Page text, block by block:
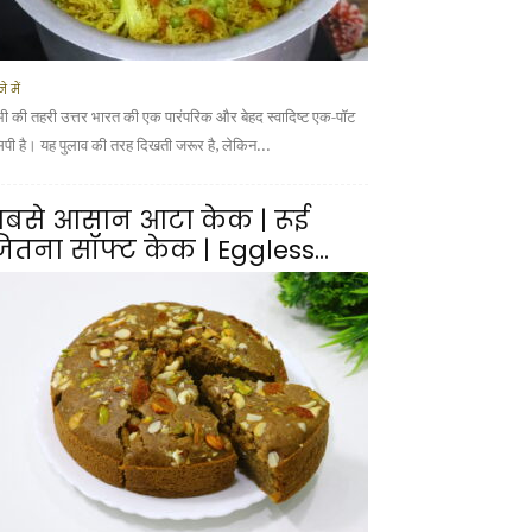
में
की तहरी उत्तर भारत की एक पारंपरिक और बेहद स्वादिष्ट एक-पॉट
है। यह पुलाव की तरह दिखती जरूर है, लेकिन...
आसान आटा केक | रूई
सॉफ्ट केक | Eggless...